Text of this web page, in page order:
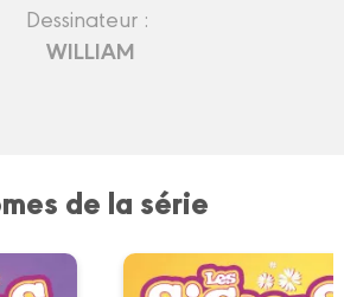
Dessinateur :
WILLIAM
de la série